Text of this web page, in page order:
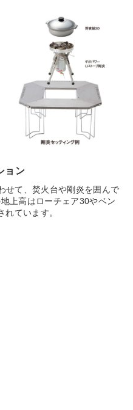
ョン
せて、焚火台や剛炎を囲んで
上高はローチェア30やベン
ています。